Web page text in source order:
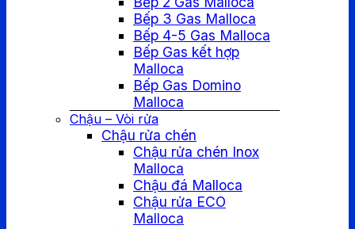
Bếp 3 Gas Malloca
Bếp 4-5 Gas Malloca
Bếp Gas kết hợp
Malloca
Bếp Gas Domino
Malloca
Chậu – Vòi rửa
Chậu rửa chén
Chậu rửa chén Inox
Malloca
Chậu đá Malloca
Chậu rửa ECO
Malloca